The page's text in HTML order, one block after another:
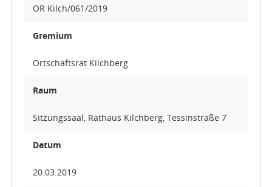
OR Kilch/061/2019
Gremium
Ortschaftsrat Kilchberg
Raum
Sitzungssaal, Rathaus Kilchberg, Tessinstraße 7
Datum
20.03.2019